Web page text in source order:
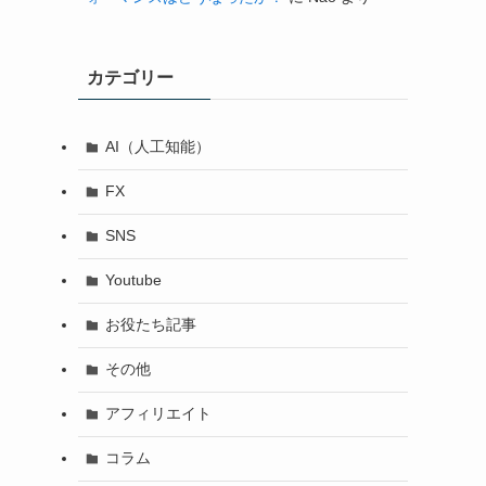
カテゴリー
AI（人工知能）
FX
SNS
Youtube
お役たち記事
その他
アフィリエイト
コラム